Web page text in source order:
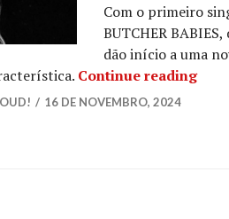
Com o primeiro
BUTCHER
dão início a uma
Continue reading
16 DE NOVEMBRO, 2024